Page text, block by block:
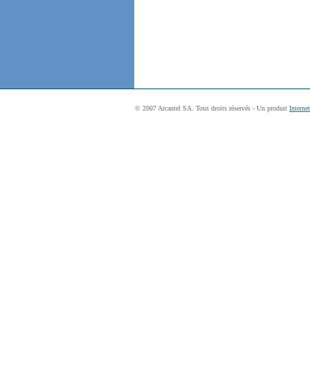
© 2007 Arcantel SA. Tous droits réservés - Un produit